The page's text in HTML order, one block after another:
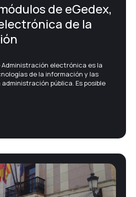
corporativas
Printing
de datos
de eGedex,
de la
electrónica es la
de la información y las
pública. Es posible